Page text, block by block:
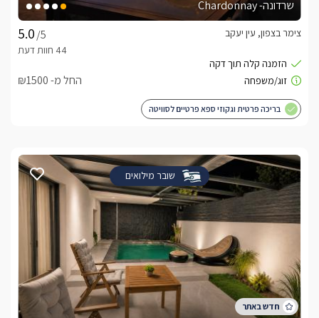
שרדונה- Chardonnay
/5
צימר בצפון, עין יעקב
החל מ- ₪1500
בריכה פרטית וגקוזי ספא פרטיים לסוויטה
שובר מילואים